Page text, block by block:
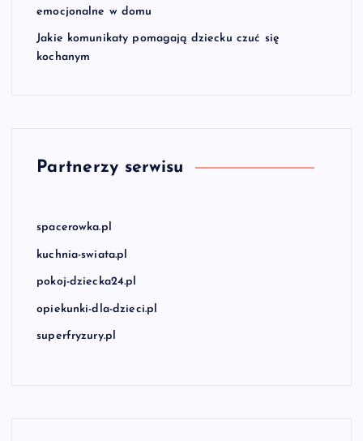
emocjonalne w domu
Jakie komunikaty pomagają dziecku czuć się
kochanym
Partnerzy serwisu
spacerowka.pl
kuchnia-swiata.pl
pokoj-dziecka24.pl
opiekunki-dla-dzieci.pl
superfryzury.pl